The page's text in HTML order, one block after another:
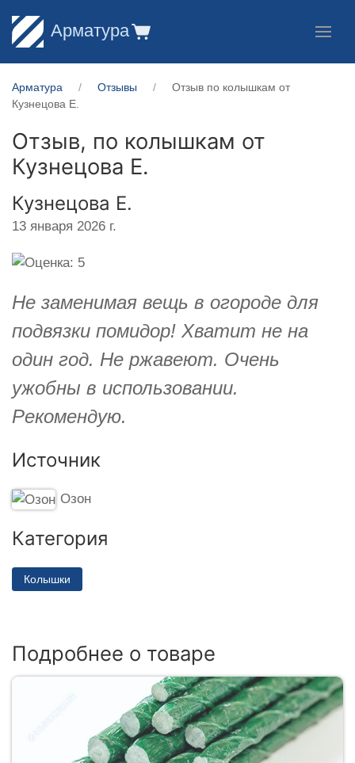
Арматура
Арматура Отзывы
Отзыв по колышкам от
Кузнецова Е.
Отзыв, по колышкам от
Кузнецова Е.
Кузнецова Е.
13 января 2026 г.
Не заменимая вещь в огороде для
подвязки помидор! Хватит не на
один год. Не ржавеют. Очень
ужобны в использовании.
Рекомендую.
Источник
Озон
Категория
Колышки
Подробнее о товаре